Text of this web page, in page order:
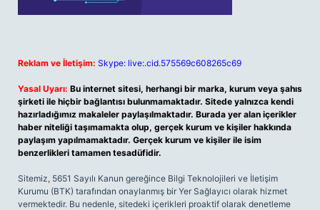
Reklam ve İletişim: Skype: live:.cid.575569c608265c69
Yasal Uyarı: Bu internet sitesi, herhangi bir marka, kurum veya şahıs
şirketi ile hiçbir bağlantısı bulunmamaktadır. Sitede yalnızca kendi
hazırladığımız makaleler paylaşılmaktadır. Burada yer alan içerikler
haber niteliği taşımamakta olup, gerçek kurum ve kişiler hakkında
paylaşım yapılmamaktadır. Gerçek kurum ve kişiler ile isim
benzerlikleri tamamen tesadüfidir.
Sitemiz, 5651 Sayılı Kanun gereğince Bilgi Teknolojileri ve İletişim
Kurumu (BTK) tarafından onaylanmış bir Yer Sağlayıcı olarak hizmet
vermektedir. Bu nedenle, sitedeki içerikleri proaktif olarak denetleme